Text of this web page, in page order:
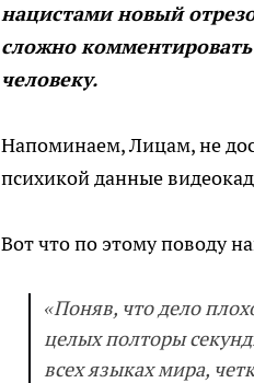
нацистами новый
сложно
человеку.
Напоминаем, Лицам, не
психикой данные
Вот что по этому поводу
«Поняв, что дело
целых полторы
всех языках мира,